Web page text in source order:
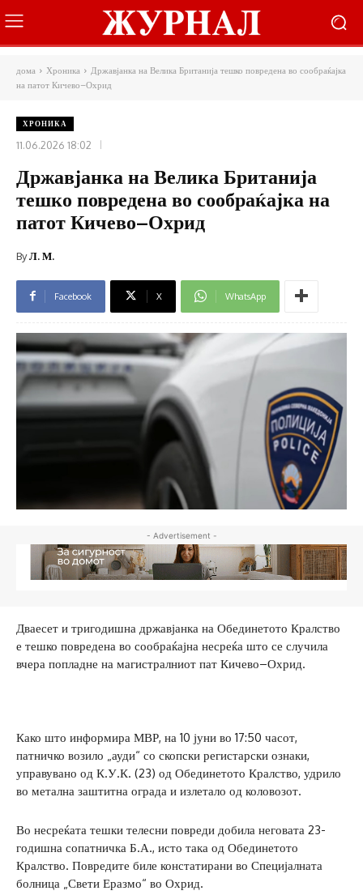
дома Хроника
Државјанка на Велика Британија тешко повредена во сообраќајка
на патот Кичево–Охрид
ХРОНИКА
11.06.2026 18:02
Државјанка на Велика Британија
тешко повредена во сообраќајка на
патот Кичево–Охрид
ByЛ. М.
Facebook X WhatsApp
- Advertisement -
Дваесет и тригодишна државјанка на Обединетото Кралство
е тешко повредена во сообраќајна несреќа што се случила
вчера попладне на магистралниот пат Кичево–Охрид.
Како што информира МВР, на 10 јуни во 17:50 часот,
патничко возило „ауди“ со скопски регистарски ознаки,
управувано од К.У.К. (23) од Обединетото Кралство, удрило
во метална заштитна ограда и излетало од коловозот.
Во несреќата тешки телесни повреди добила неговата 23-
годишна сопатничка Б.А., исто така од Обединетото
Кралство. Повредите биле констатирани во Специјалната
болница „Свети Еразмо“ во Охрид.